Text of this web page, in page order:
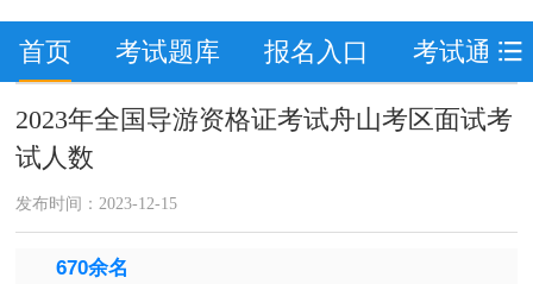
首页 考试题库 报名入口 考试通知
2023年全国导游资格证考试舟山考区面试考
试人数
发布时间：2023-12-15
670余名